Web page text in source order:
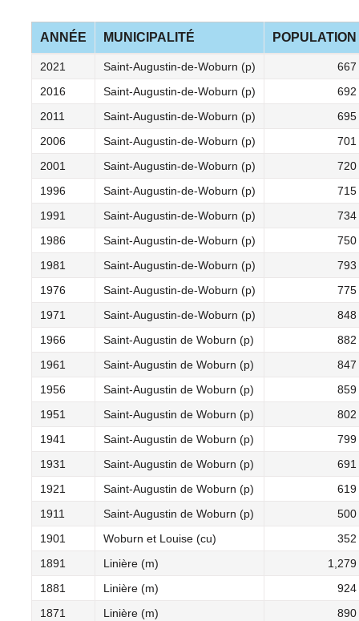
ANNÉE MUNICIPALITÉ POPULATION
2021 Saint-Augustin-de-Woburn (p)
667
2016
Saint-Augustin-de-Woburn (p)
692
2011
Saint-Augustin-de-Woburn (p)
695
2006
Saint-Augustin-de-Woburn (p)
701
2001
Saint-Augustin-de-Woburn (p)
720
1996
Saint-Augustin-de-Woburn (p)
715
1991
Saint-Augustin-de-Woburn (p)
734
1986
Saint-Augustin-de-Woburn (p)
750
1981
Saint-Augustin-de-Woburn (p)
793
1976
Saint-Augustin-de-Woburn (p)
775
1971
Saint-Augustin-de-Woburn (p)
848
1966
Saint-Augustin de Woburn (p)
882
1961
Saint-Augustin de Woburn (p)
847
1956
Saint-Augustin de Woburn (p)
859
1951
Saint-Augustin de Woburn (p)
802
1941
Saint-Augustin de Woburn (p)
799
1931
Saint-Augustin de Woburn (p)
691
1921
Saint-Augustin de Woburn (p)
619
1911
Saint-Augustin de Woburn (p)
500
1901
Woburn et Louise (cu)
352
1891
Linière (m)
1,279
1881
Linière (m)
924
1871
Linière (m) 890